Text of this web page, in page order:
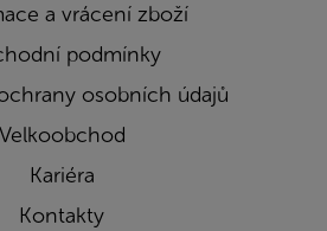
a vrácení zboží
podmínky
osobních údajů
Velkoobchod
Kariéra
Kontakty